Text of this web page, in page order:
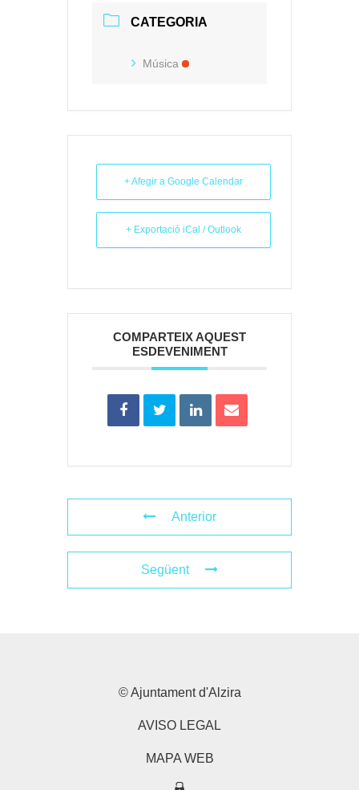
CATEGORIA
Música
+ Afegir a Google Calendar
+ Exportació iCal / Outlook
COMPARTEIX AQUEST
ESDEVENIMENT
Anterior
Següent
© Ajuntament d'Alzira
AVISO LEGAL
MAPA WEB